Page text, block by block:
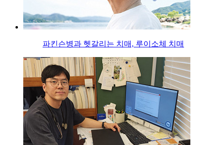
파킨슨병과 헷갈리는 치매, 루이소체 치매